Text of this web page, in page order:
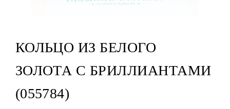
КОЛЬЦО ИЗ БЕЛОГО
ЗОЛОТА С БРИЛЛИАНТАМИ
(055784)